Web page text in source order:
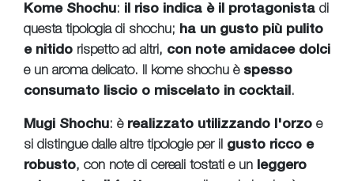
Kome Shochu: il riso indica è il protagonista di
questa tipologia di shochu; ha un gusto più pulito
e nitido rispetto ad altri, con note amidacee dolci
e un aroma delicato. Il kome shochu è spesso
consumato liscio o miscelato in cocktail.
Mugi Shochu: èrealizzato utilizzando l'orzo e
si distingue dalle altre tipologie per il gusto ricco e
robusto, con note di cereali tostati e un leggero